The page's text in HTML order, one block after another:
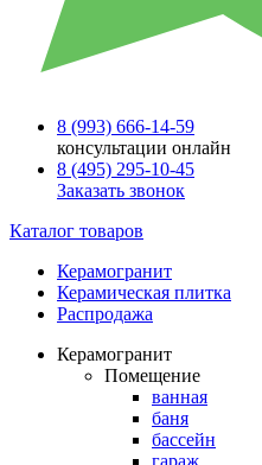
8 (993) 666-14-59
консультации онлайн
8 (495) 295-10-45
Заказать звонок
Каталог товаров
Керамогранит
Керамическая плитка
Распродажа
Керамогранит
Помещение
ванная
баня
бассейн
гараж